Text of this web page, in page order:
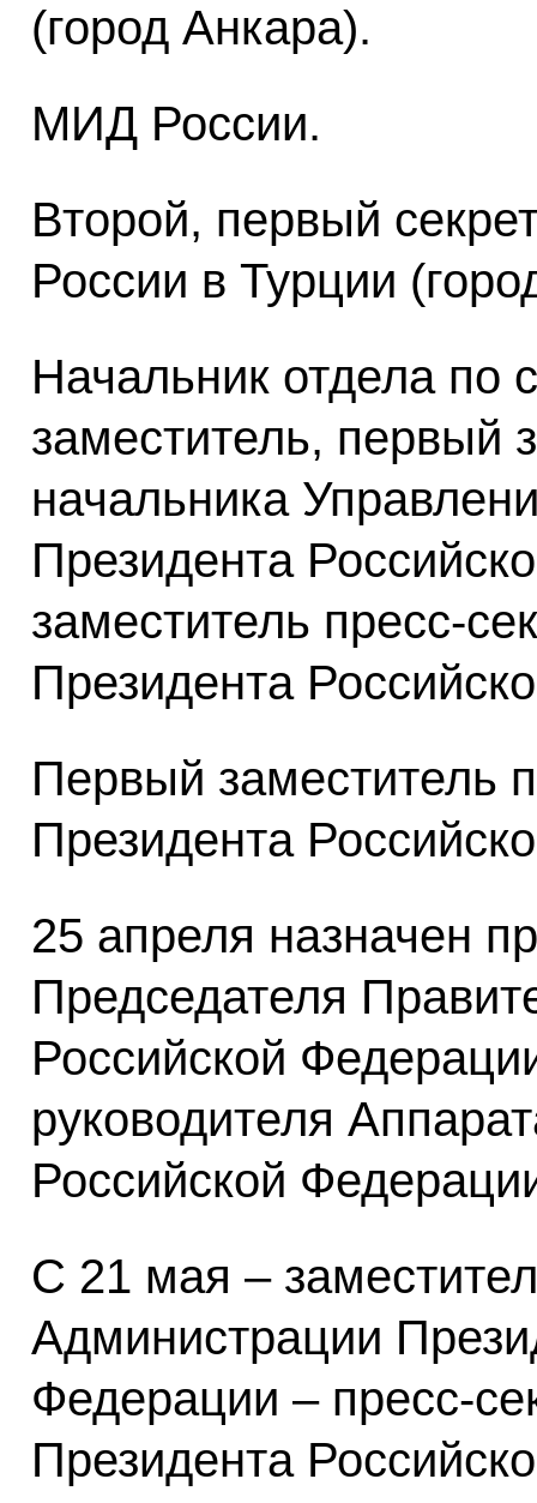
(город Анкара).
МИД России.
Второй, первый
России в Турции
Начальник отдела
заместитель, первый
начальника
Президента
заместитель пресс-
Президента
Первый заместитель
Президента
25 апреля назначен
Председателя
Российской
руководителя
Российской
С 21 мая –
Администрации
Федерации – пресс-
Президента